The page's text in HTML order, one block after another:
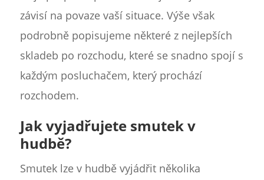
závisí na povaze vaší situace. Výše však
podrobně popisujeme některé z nejlepších
skladeb po rozchodu, které se snadno spojí s
každým posluchačem, který prochází
rozchodem.
Jak vyjadřujete smutek v
hudbě?
Smutek lze v hudbě vyjádřit několika